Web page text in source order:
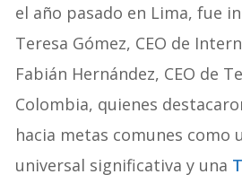
el año pasado en Lima, fue
Teresa Gómez, CEO de
Fabián Hernández, CEO de
Colombia, quienes
hacia metas comunes como
universal significativa y una